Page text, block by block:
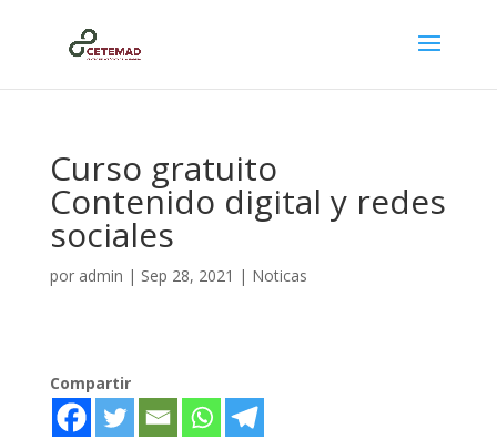
Curso gratuito
Contenido digital y redes
sociales
por admin | Sep 28, 2021 | Noticas
Compartir